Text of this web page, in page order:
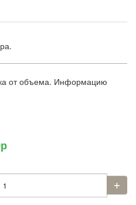
от объема. Информацию